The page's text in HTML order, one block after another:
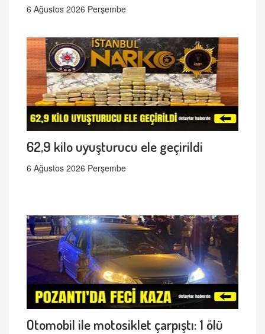
6 Ağustos 2026 Perşembe
62,9 kilo uyuşturucu ele geçirildi
6 Ağustos 2026 Perşembe
Otomobil ile motosiklet çarpıştı: 1 ölü